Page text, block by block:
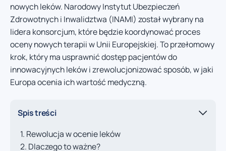
nowych leków. Narodowy Instytut Ubezpieczeń
Zdrowotnych i Inwalidztwa (INAMI) został wybrany na
lidera konsorcjum, które będzie koordynować proces
oceny nowych terapii w Unii Europejskiej. To przełomowy
krok, który ma usprawnić dostęp pacjentów do
innowacyjnych leków i zrewolucjonizować sposób, w jaki
Europa ocenia ich wartość medyczną.
Spis treści
Rewolucja w ocenie leków
Dlaczego to ważne?